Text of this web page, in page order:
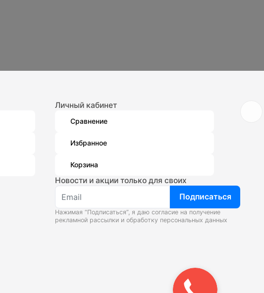
Личный кабинет
Сравнение
Избранное
Корзина
Новости и акции только для своих
Подписаться
Нажимая “Подписаться”, я даю согласие на получение
рекламной рассылки и обработку персональных данных
Закажите